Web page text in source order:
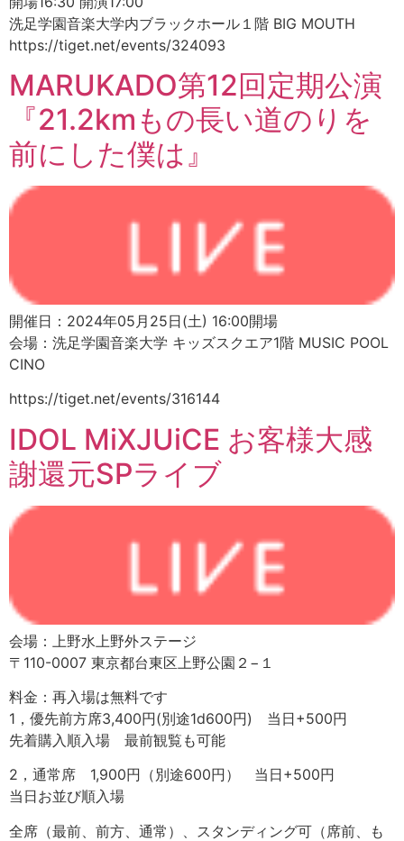
洗足学園音楽大学内ブラックホール１階 BIG MOUTH
https://tiget.net/events/324093
MARUKADO第12回定期公演
『21.2kmもの長い道のりを
前にした僕は』
開催日：2024年05月25日(土) 16:00開場
会場：洗足学園音楽大学 キッズスクエア1階 MUSIC POOL
CINO
https://tiget.net/events/316144
IDOL MiXJUiCE お客様大感
謝還元SPライブ
会場：上野水上野外ステージ
〒110-0007 東京都台東区上野公園２−１
料金：再入場は無料です
1，優先前方席3,400円(別途1d600円) 当日+500円
先着購入順入場 最前観覧も可能
2，通常席 1,900円（別途600円） 当日+500円
当日お並び順入場
全席（最前、前方、通常）、スタンディング可（席前、も